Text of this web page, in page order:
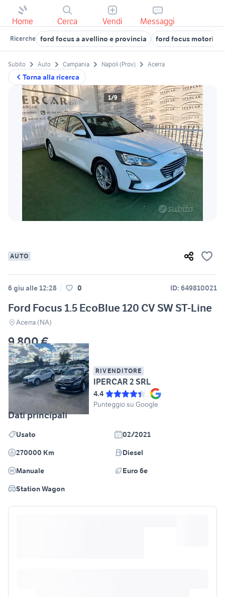
Home Cerca Vendi Messaggi
Ricerche ford focus a avellino e provincia ford focus motori
Torna alla ricerca
Subito Auto Campania Napoli (Prov) Acerra
1/9
AUTO
6 giu alle 12:28 0 ID: 649810021
Ford Focus 1.5 EcoBlue 120 CV SW ST-Line
Acerra (NA)
9.800 €
RIVENDITORE
IPERCAR 2 SRL
4.4
Punteggio su Google
Dati principali
Usato
02/2021
270000 Km
Diesel
Manuale
Euro 6e
Station Wagon